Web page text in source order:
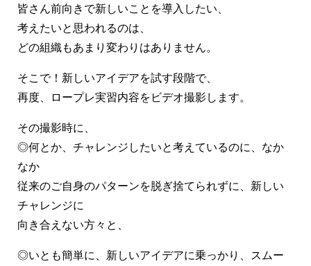
皆さん前向きで新しいことを導入したい、
考えたいと思われるのは、
どの組織もあまり変わりはありません。
そこで！新しいアイデアを試す段階で、
再度、ロープレ実習内容をビデオ撮影します。
その撮影時に、
◎何とか、チャレンジしたいと考えているのに、なか
なか
従来のご自身のパターンを脱ぎ捨てられずに、新しい
チャレンジに
向き合えない方々と、
◎いとも簡単に、新しいアイデアに乗っかり、スムー